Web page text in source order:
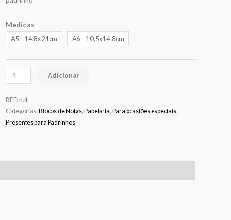
Medidas
A5 - 14,8x21cm A6 - 10,5x14,8cm
Adicionar
REF: n.d.
Categorias: Blocos de Notas, Papelaria, Para ocasiões especiais,
Presentes para Padrinhos